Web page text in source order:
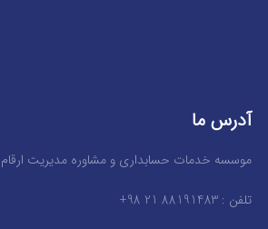
آدرس ما
موسسه خدمات حسابداری و مشاوره مدیریت ارقام
تلفن : 88191483 21 98+